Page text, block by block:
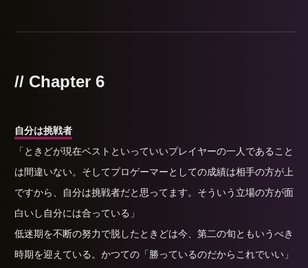
// Chapter 6
自分は挑戦者
「ときどが現在ベストといっていいプレイヤーの一人であること
は間違いない。そしてプロゲーマーとしての成績は相手の方が上
ですから、自分は挑戦者だと思ってます。そういう立場の方が面
白いし自分には合っている」
低迷期を不断の努力で脱したときどは今、第二の旬ともいうべき
時期を迎えている。かつての「勝っているのだからこれでいい」